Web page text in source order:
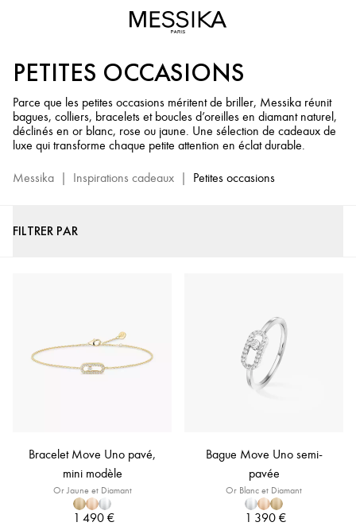
pour
Petites
Occasions
Sélection
Diamant
PETITES OCCASIONS
Parce que les petites occasions méritent de briller, Messika réunit
bagues, colliers, bracelets et boucles d’oreilles en diamant naturel,
déclinés en or blanc, rose ou jaune. Une sélection de cadeaux de
luxe qui transforme chaque petite attention en éclat durable.
Messika | Inspirations cadeaux | Petites occasions
FILTRER PAR
Bracelet Move Uno pavé,
mini modèle
Or Jaune et Diamant
1 490 €
Bague Move Uno semi-
pavée
Or Blanc et Diamant
1 390 €